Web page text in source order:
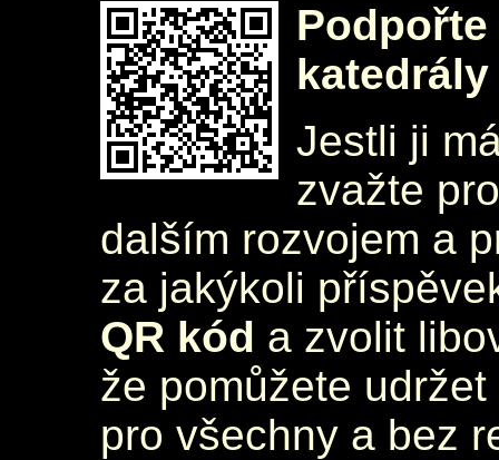
katedrály
Jestli ji
zvažte
dalším rozvojem a
za jakýkoli
QR kód a zvolit
že pomůžete
pro všechny a bez